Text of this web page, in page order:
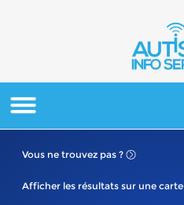
Vous ne trouvez pas ?
Afficher les résultats sur une carte